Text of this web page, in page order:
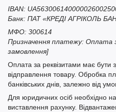
IBAN:
Банк: ПАТ «КРЕДІ АГРІКОЛЬ
МФО: 300614
Призначення платежу: Оплата
замовлення]
Оплата за реквізитами має бути
відправлення товару. Обробка
банківських днів, залежно від
Для юридичних осіб необхідно
виставлення рахунку.